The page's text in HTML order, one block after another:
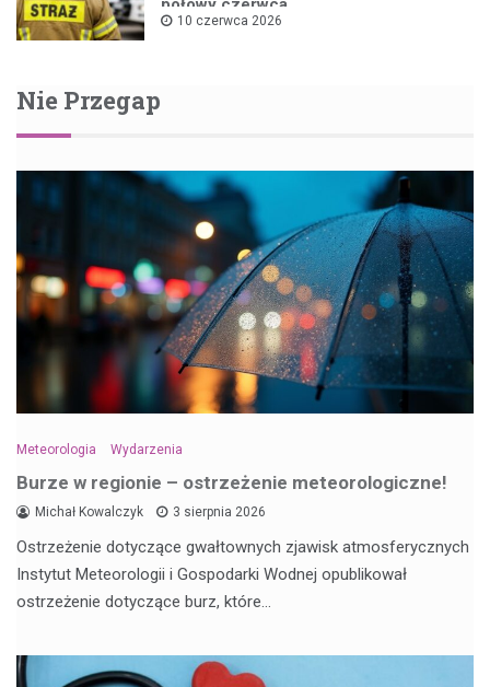
10 czerwca 2026
Nie Przegap
Meteorologia Wydarzenia
Burze w regionie – ostrzeżenie meteorologiczne!
Michał Kowalczyk 3 sierpnia 2026
Ostrzeżenie dotyczące gwałtownych zjawisk atmosferycznych
Instytut Meteorologii i Gospodarki Wodnej opublikował
ostrzeżenie dotyczące burz, które…